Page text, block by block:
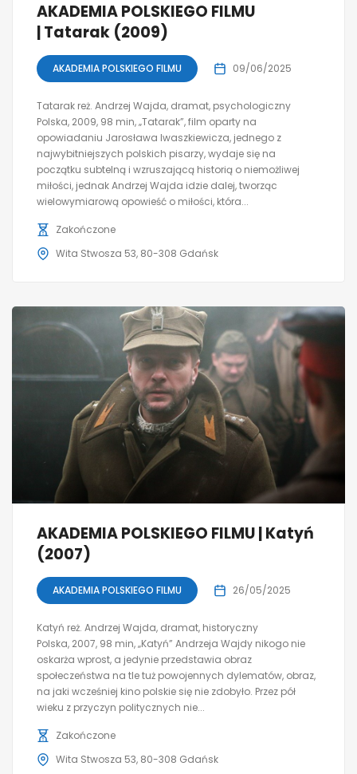
AKADEMIA POLSKIEGO FILMU
| Tatarak (2009)
AKADEMIA POLSKIEGO FILMU 09/06/2025
Tatarak reż. Andrzej Wajda, dramat, psychologiczny
Polska, 2009, 98 min, „Tatarak”, film oparty na
opowiadaniu Jarosława Iwaszkiewicza, jednego z
najwybitniejszych polskich pisarzy, wydaje się na
początku subtelną i wzruszającą historią o niemożliwej
miłości, jednak Andrzej Wajda idzie dalej, tworząc
wielowymiarową opowieść o miłości, która...
Zakończone
Wita Stwosza 53, 80-308 Gdańsk
AKADEMIA POLSKIEGO FILMU | Katyń
(2007)
AKADEMIA POLSKIEGO FILMU 26/05/2025
Katyń reż. Andrzej Wajda, dramat, historyczny
Polska, 2007, 98 min, „Katyń” Andrzeja Wajdy nikogo nie
oskarża wprost, a jedynie przedstawia obraz
społeczeństwa na tle tuż powojennych dylematów, obraz,
na jaki wcześniej kino polskie się nie zdobyło. Przez pół
wieku z przyczyn politycznych nie...
Zakończone
Wita Stwosza 53, 80-308 Gdańsk